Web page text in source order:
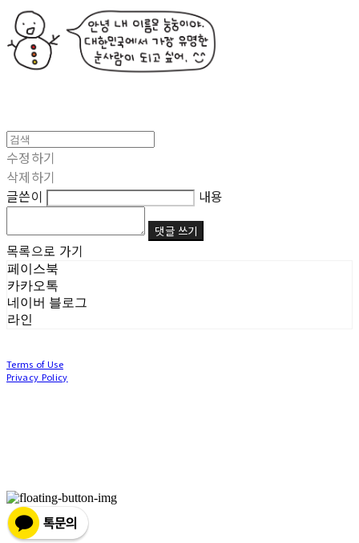
수정하기
삭제하기
글쓴이
내용
댓글 쓰기
목록으로 가기
페이스북
카카오톡
네이버 블로그
라인
Terms of Use
Privacy Policy